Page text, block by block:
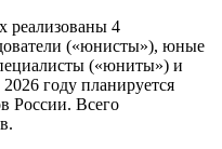
реализованы 4
(«юнисты»), юные
(«юниты») и
году планируется
России. Всего